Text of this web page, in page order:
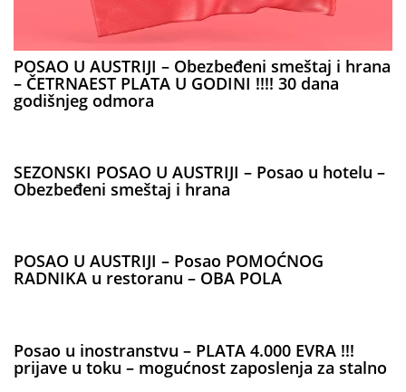
POSAO U AUSTRIJI – Obezbeđeni smeštaj i hrana
– ČETRNAEST PLATA U GODINI !!!! 30 dana
godišnjeg odmora
SEZONSKI POSAO U AUSTRIJI – Posao u hotelu –
Obezbeđeni smeštaj i hrana
POSAO U AUSTRIJI – Posao POMOĆNOG
RADNIKA u restoranu – OBA POLA
Posao u inostranstvu – PLATA 4.000 EVRA !!!
prijave u toku – mogućnost zaposlenja za stalno